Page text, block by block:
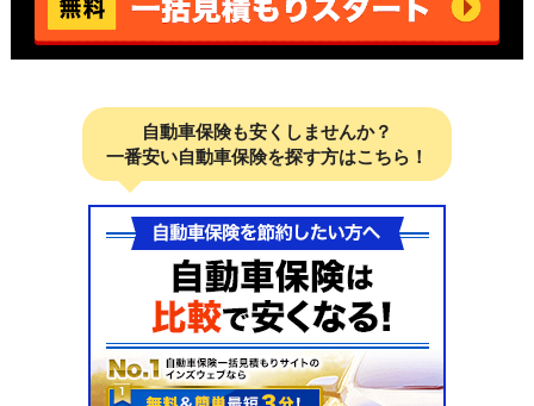
自動車保険も安くしませんか？
一番安い自動車保険を探す方はこちら！